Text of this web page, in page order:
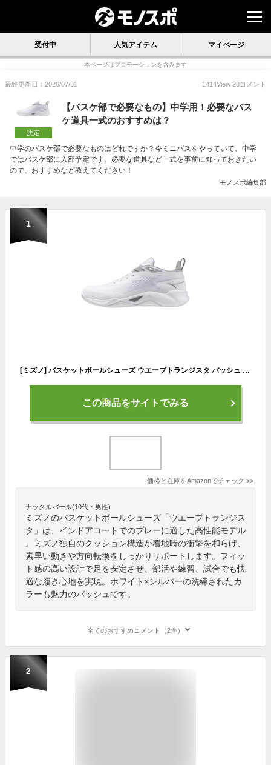
受付中 人気アイテム マイページ
本ページはプロモーションを含みます
最終更新日：2026/07/31 1414View 28コメント
決定
【バスケ部で必要なもの】中学用！必要なバス
ケ道具一式のおすすめは？
中学のバスケ部で必要なものはどれですか？今ミニバスをやっていて、中学
ではバスケ部に入部予定です。必要な道具など一式を事前に知っておきたい
ので、おすすめなど教えてください！
モノスポ編集部
1
[ミズノ] バスケットボールシューズ ウエーブトランジスタ バッシュ バスケ インドア 屋内 部活 ホワイト×シルバー 26.0 cm 2.5E
この商品をサイトでみる
価格と在庫をAmazonでチェック >>
ナックルバール(10代・男性)
ミズノのバスケットボールシューズ「ウエーブトランジス
タ」は、インドアコートでのプレーに適した高性能モデル
。ミズノ独自のクッション構造が着地時の衝撃を和らげ、
素早い動きや方向転換をしっかりサポートします。フィッ
ト感の高い設計で足を安定させ、部活や練習、試合でも快
適な履き心地を実現。ホワイト×シルバーの洗練されたカ
ラーも魅力のバッシュです。
全てのおすすめコメント（2件）
2